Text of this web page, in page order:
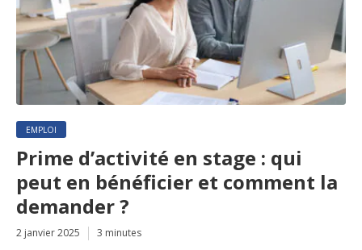
EMPLOI
Prime d’activité en stage : qui
peut en bénéficier et comment la
demander ?
2 janvier 2025 3 minutes